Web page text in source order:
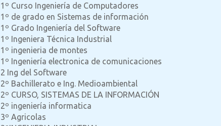
1º Curso Ingeniería de Computadores
1º de grado en Sistemas de información
1º Grado Ingeniería del Software
1º Ingeniera Técnica Industrial
1º ingenieria de montes
1º Ingeniería electronica de comunicaciones
2 Ing del Software
2º Bachillerato e Ing. Medioambiental
2º CURSO, SISTEMAS DE LA INFORMACIÓN
2º ingeniería informatica
3º Agricolas